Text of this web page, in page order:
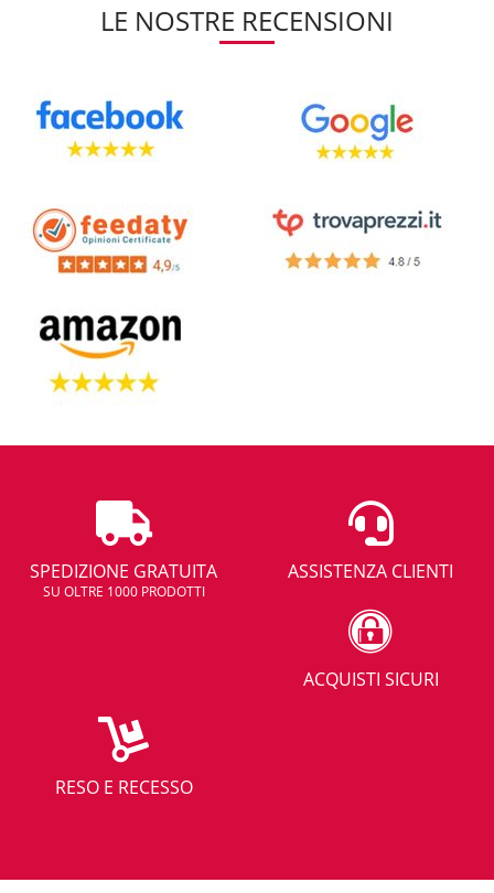
LE NOSTRE RECENSIONI
SPEDIZIONE GRATUITA
SU OLTRE 1000 PRODOTTI
ASSISTENZA CLIENTI
ACQUISTI SICURI
RESO E RECESSO